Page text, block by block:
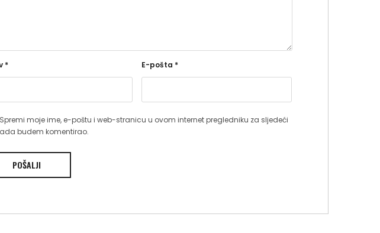
* E-pošta *
Spremi moje ime, e-poštu i web-stranicu u ovom internet pregledniku za sljedeći
budem komentirao.